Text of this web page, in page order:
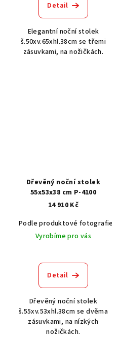
Detail
Elegantní noční stolek
š.50xv.65xhl.38cm se třemi
zásuvkami, na nožičkách.
Akát vintage BT1551
Dub světlý
Dřevěný noční stolek
55x53x38 cm P-4100
14 910 Kč
Podle produktové fotografie
Vyrobíme pro vás
Detail
Dřevěný noční stolek
š.55xv.53xhl.38cm se dvěma
zásuvkami, na nízkých
nožičkách.